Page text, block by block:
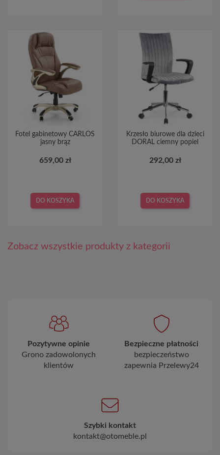
Fotel gabinetowy CARLOS
jasny brąz
659,00 zł
DO KOSZYKA
Krzesło biurowe dla dzieci
DORAL ciemny popiel
292,00 zł
DO KOSZYKA
Zobacz wszystkie produkty z kategorii
Pozytywne opinie
Grono zadowolonych
klientów
Bezpieczne płatności
bezpieczeństwo
zapewnia Przelewy24
Szybki kontakt
kontakt@otomeble.pl